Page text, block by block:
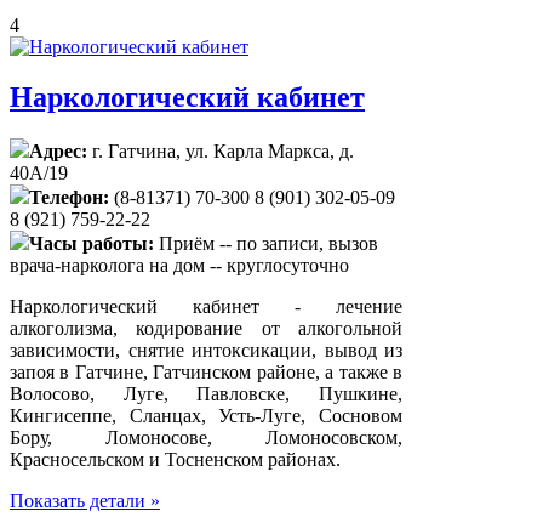
4
Наркологический кабинет
Адрес: г. Гатчина, ул. Карла Маркса, д.
40А/19
Телефон: (8-81371) 70-300 8 (901) 302-05-09
8 (921) 759-22-22
Часы работы: Приём -- по записи, вызов
врача-нарколога на дом -- круглосуточно
Наркологический кабинет - лечение
алкоголизма, кодирование от алкогольной
зависимости, снятие интоксикации, вывод из
запоя в Гатчине, Гатчинском районе, а также в
Волосово, Луге, Павловске, Пушкине,
Кингисеппе, Сланцах, Усть-Луге, Сосновом
Бору, Ломоносове, Ломоносовском,
Красносельском и Тосненском районах.
Показать детали »